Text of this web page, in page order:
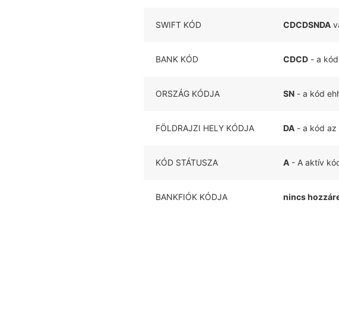
SWIFT KÓD CDCDSNDA
BANK KÓD CDCD - a kód
ORSZÁG KÓDJA SN - a kód
FÖLDRAJZI HELY KÓDJA DA - a kód az
KÓD STÁTUSZA A - A aktív
BANKFIÓK KÓDJA nincs